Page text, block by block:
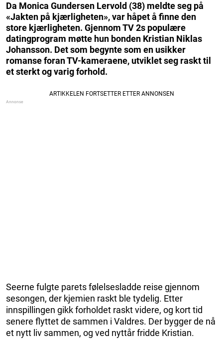
Da Monica Gundersen Lervold (38) meldte seg på
«Jakten på kjærligheten», var håpet å finne den
store kjærligheten. Gjennom TV 2s populære
datingprogram møtte hun bonden Kristian Niklas
Johansson. Det som begynte som en usikker
romanse foran TV-kameraene, utviklet seg raskt til
et sterkt og varig forhold.
Seerne fulgte parets følelsesladde reise gjennom
sesongen, der kjemien raskt ble tydelig. Etter
innspillingen gikk forholdet raskt videre, og kort tid
senere flyttet de sammen i Valdres. Der bygger de nå
et nytt liv sammen, og ved nyttår fridde Kristian.